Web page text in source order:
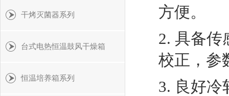
方便。
2. 具备传
校正，参
3. 良好冷
干烤灭菌器系列
台式电热恒温鼓风干燥箱
恒温培养箱系列